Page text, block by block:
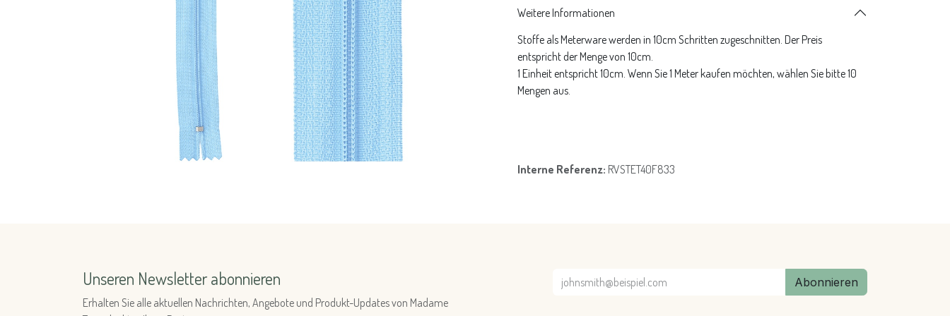
Weitere Informationen
Stoffe als Meterware werden in 10cm Schritten zugeschnitten. Der Preis
entspricht der Menge von 10cm.
1 Einheit entspricht 10cm. Wenn Sie 1 Meter kaufen möchten, wählen Sie bitte 10
Mengen aus.
Interne Referenz: RVSTET40F833
Unseren Newsletter abonnieren
Erhalten Sie alle aktuellen Nachrichten, Angebote und Produkt-Updates von Madame
Abonnieren